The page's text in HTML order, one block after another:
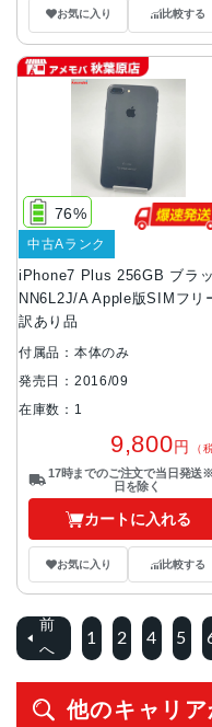
お気に入り 比較する
iPhone7 Plus 256GB ブラ
NN6L2J/A Apple版SIMフリ
訳あり品
76%
中古Aランク
付属品：本体のみ
発売日：2016/09
在庫数：1
9,800円 （
17時までのご注文で当日発送
日を除く
カートに入れる
お気に入り 比較する
前
へ
1 2 4 5
他のキャリ